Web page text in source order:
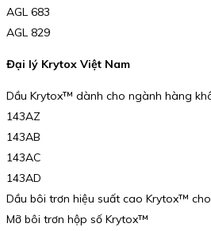
AGL 683
AGL 829
Đại lý Krytox Việt Nam
Dầu Krytox™ dành cho ngành hàng
143AZ
143AB
143AC
143AD
Dầu bôi trơn hiệu suất cao Krytox™
Mỡ bôi trơn hộp số Krytox™